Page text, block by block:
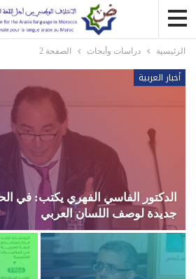
الرئيسية دراسات وأبحاث الصفحة 2
أخبار العربية
الدكتور الفاسي الفهري يكتب: في
جديدة لوصف اللسان العربي